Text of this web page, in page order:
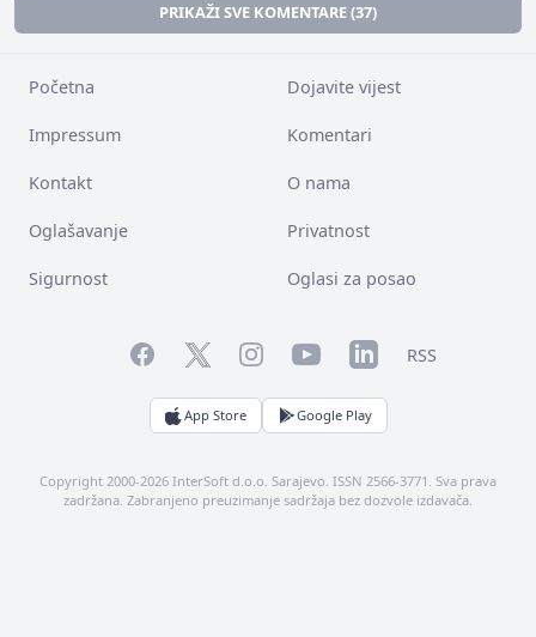
PRIKAŽI SVE KOMENTARE (37)
Početna Dojavite vijest
Impressum Komentari
Kontakt O nama
Oglašavanje Privatnost
Sigurnost Oglasi za posao
FacebookTwitterInstagramYouTubeLinkedInRSS
App Store Google Play
Copyright 2000-2026 InterSoft d.o.o. Sarajevo. ISSN 2566-3771. Sva prava
zadržana. Zabranjeno preuzimanje sadržaja bez dozvole izdavača.